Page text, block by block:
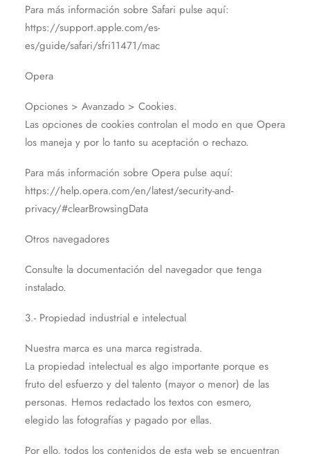
Para más información sobre Safari pulse aquí:
https://support.apple.com/es-
es/guide/safari/sfri11471/mac
Opera
Opciones > Avanzado > Cookies.
Las opciones de cookies controlan el modo en que Opera
los maneja y por lo tanto su aceptación o rechazo.
Para más información sobre Opera pulse aquí:
https://help.opera.com/en/latest/security-and-
privacy/#clearBrowsingData
Otros navegadores
Consulte la documentación del navegador que tenga
instalado.
3.- Propiedad industrial e intelectual
Nuestra marca es una marca registrada.
La propiedad intelectual es algo importante porque es
fruto del esfuerzo y del talento (mayor o menor) de las
personas. Hemos redactado los textos con esmero,
elegido las fotografías y pagado por ellas.
Por ello, todos los contenidos de esta web se encuentran